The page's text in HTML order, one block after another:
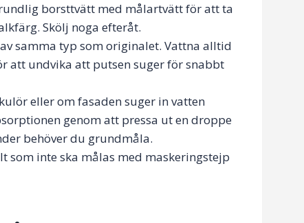
borsttvätt med målartvätt för att ta
Skölj noga efteråt.
samma typ som originalet. Vattna alltid
att undvika att putsen suger för snabbt
eller om fasaden suger in vatten
genom att pressa ut en droppe
behöver du grundmåla.
som inte ska målas med maskeringstejp